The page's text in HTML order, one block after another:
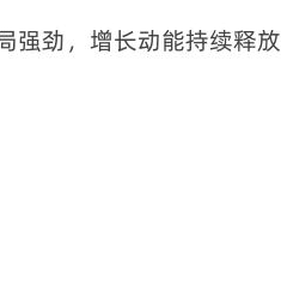
强劲，增长动能持续释放